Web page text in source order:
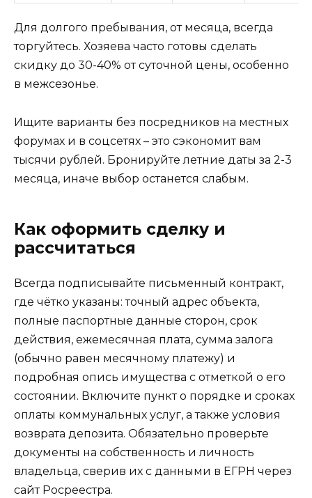
Для долгого пребывания, от месяца, всегда
торгуйтесь. Хозяева часто готовы сделать
скидку до 30-40% от суточной цены, особенно
в межсезонье.
Ищите варианты без посредников на местных
форумах и в соцсетях – это сэкономит вам
тысячи рублей. Бронируйте летние даты за 2-3
месяца, иначе выбор останется слабым.
Как оформить сделку и
рассчитаться
Всегда подписывайте письменный контракт,
где чётко указаны: точный адрес объекта,
полные паспортные данные сторон, срок
действия, ежемесячная плата, сумма залога
(обычно равен месячному платежу) и
подробная опись имущества с отметкой о его
состоянии. Включите пункт о порядке и сроках
оплаты коммунальных услуг, а также условия
возврата депозита. Обязательно проверьте
документы на собственность и личность
владельца, сверив их с данными в ЕГРН через
сайт Росреестра.